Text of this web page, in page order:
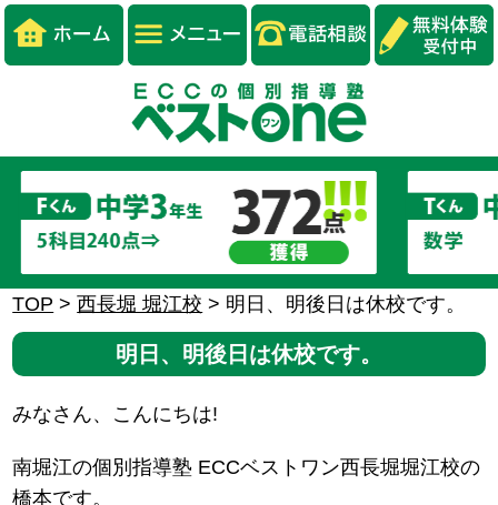
TOP >西長堀 堀江校 > 明日、明後日は休校です。
明日、明後日は休校です。
みなさん、こんにちは!
南堀江の個別指導塾 ECCベストワン西長堀堀江校の
橋本です。